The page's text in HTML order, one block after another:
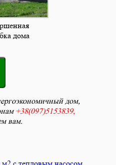
дома
дом,
+38(097)5153839,
вам.